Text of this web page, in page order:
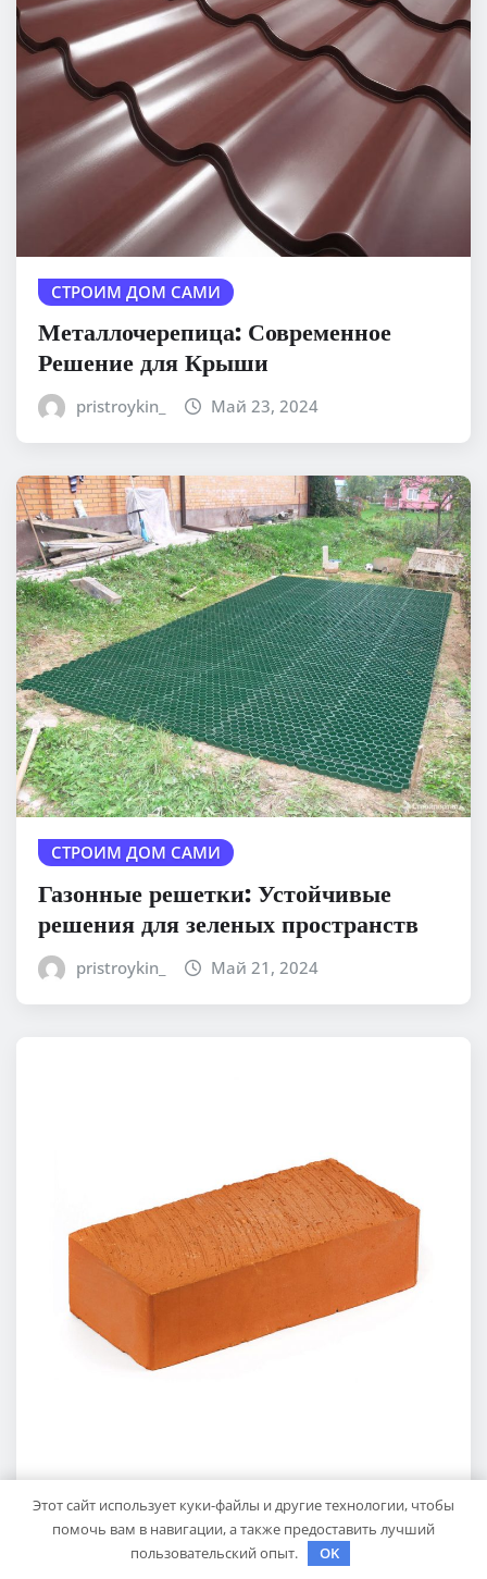
СТРОИМ ДОМ САМИ
Металлочерепица: Современное
Решение для Крыши
pristroykin_ Май 23, 2024
СТРОИМ ДОМ САМИ
Газонные решетки: Устойчивые
решения для зеленых пространств
pristroykin_ Май 21, 2024
СТРОИМ ДОМ САМИ
Виды кирпичей для строительства
Этот сайт использует куки-файлы и другие технологии, чтобы
помочь вам в навигации, а также предоставить лучший
пользовательский опыт.
OK